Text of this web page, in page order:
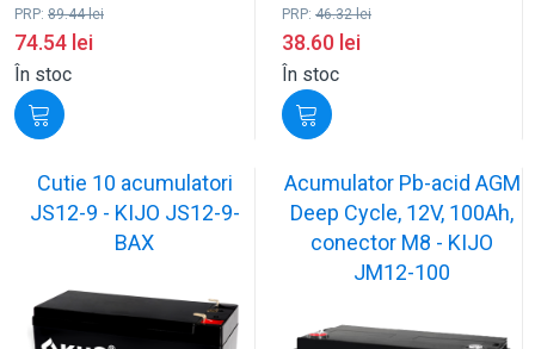
PRP: 89.44lei
74.54 lei
În stoc
PRP: 46.32lei
38.60 lei
În stoc
Cutie 10 acumulatori
JS12-9 - KIJO JS12-9-
BAX
Acumulator Pb-acid AGM
Deep Cycle, 12V, 100Ah,
conector M8 - KIJO
JM12-100